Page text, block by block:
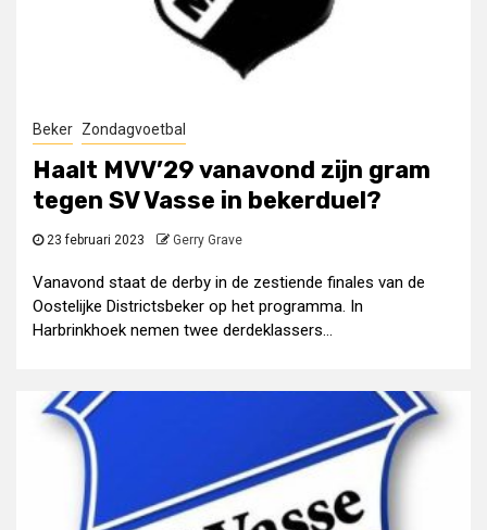
Beker Zondagvoetbal
Haalt MVV’29 vanavond zijn gram
tegen SV Vasse in bekerduel?
23 februari 2023 Gerry Grave
Vanavond staat de derby in de zestiende finales van de
Oostelijke Districtsbeker op het programma. In
Harbrinkhoek nemen twee derdeklassers...